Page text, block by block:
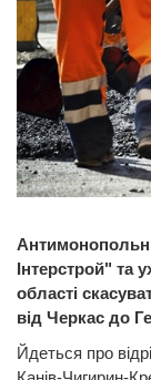
Інтерстрой" та
області
від Черкас до
Йдеться про